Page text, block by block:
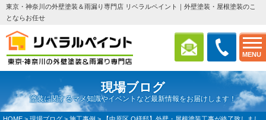
MENU
東京・神奈川の外壁塗装＆雨漏り専門店 リベラルペイント｜外壁塗装・屋根塗装のこ
とならお任せ
現場ブログ
塗装に関するマメ知識やイベントなど最新情報をお届けします！